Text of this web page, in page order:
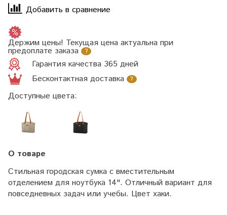
Добавить в сравнение
Держим цены! Текущая цена актуальна при
предоплате заказа ?
Гарантия качества 365 дней
Бесконтактная доставка
?
Доступные цвета:
О товаре
Стильная городская сумка с вместительным
отделением для ноутбука 14". Отличный вариант для
повседневных задач или учебы. Цвет хаки.